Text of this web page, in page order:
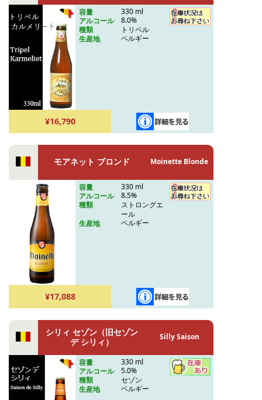
容量
330 ml
アルコール
8.0%
種類
トリペル
生産地
ベルギー
¥16,790
モアネット ブロンド Moinette Blonde
容量
330 ml
アルコール
8.5%
種類
ストロングエ
ール
生産地
ベルギー
¥17,088
シリィ セゾン（旧セゾン
デ シリィ）
Silly Saison
容量
330 ml
アルコール
5.0%
種類
セゾン
生産地
ベルギー